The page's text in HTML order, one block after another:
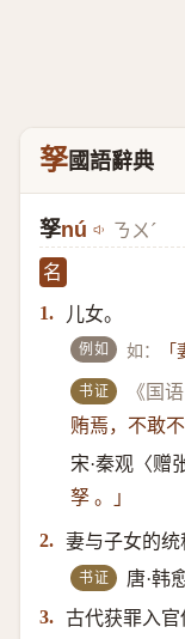
孥國語辭典
孥nú ㄋㄨˊ
名
1.
儿女。
例如 如：
书证 《国
贿焉，不敢不
宋·秦观〈赠
孥 。」
2. 妻与子女的统
书证 唐·韩
3. 古代获罪入